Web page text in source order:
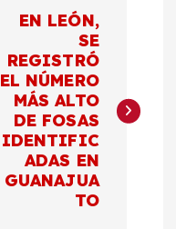
EN LEÓN,
SE
REGISTRÓ
EL NÚMERO
MÁS ALTO
DE FOSAS
IDENTIFIC
ADAS EN
GUANAJUA
TO